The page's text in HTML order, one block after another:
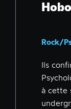
Rock/
Ils
à cette